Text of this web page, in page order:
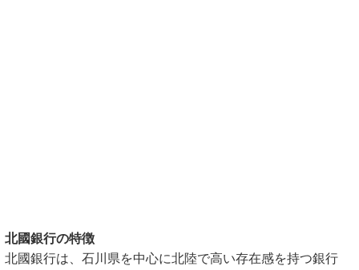
北國銀行の特徴
北國銀行は、石川県を中心に北陸で高い存在感を持つ銀行